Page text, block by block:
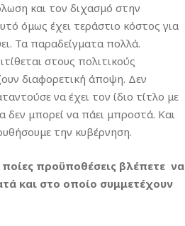
και τον διχασμό στην
όμως έχει τεράστιο κόστος για
Τα παραδείγματα πολλά.
στους πολιτικούς
διαφορετική άποψη. Δεν
να έχει τον ίδιο τίτλο με
δεν μπορεί να πάει μπροστά. Και
την κυβέρνηση.
ποίες προϋποθέσεις βλέπετε να
και στο οποίο συμμετέχουν